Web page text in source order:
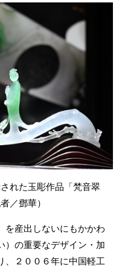
れた玉彫作品「梵音翠
／鄧華）
を産出しないにもかかわ
）の重要なデザイン・加
、２００６年に中国軽工